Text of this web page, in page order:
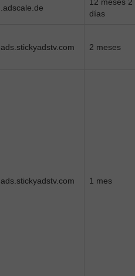
.adscale.de
días
ads.stickyadstv.com 2 meses
ads.stickyadstv.com 1 mes